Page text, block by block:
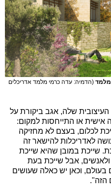
מלמד (הדמיה: עדה כרמי מלמד אדריכלים
שלה, אגב ביקורת על
או התייחסות למקום:
לכלום, בעצם לא מחזיקה
לאדריכלות להישאר זה
שייכת במובן שהיא שייכת
אבל שייכת בעת
וכאן יש כאלה שעושים
הזה".